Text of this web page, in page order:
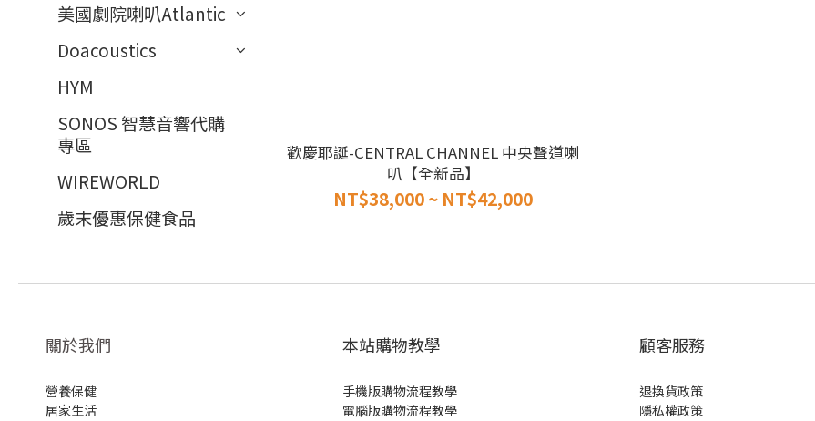
美國劇院喇叭Atlantic
Doacoustics
HYM
SONOS 智慧音響代購
專區
WIREWORLD
歲末優惠保健食品
歡慶耶誕-CENTRAL CHANNEL 中央聲道喇
叭【全新品】
NT$38,000 ~ NT$42,000
關於我們
營養保健
居家生活
本站購物教學
手機版購物流程教學
電腦版購物流程教學
顧客服務
退換貨政策
隱私權政策